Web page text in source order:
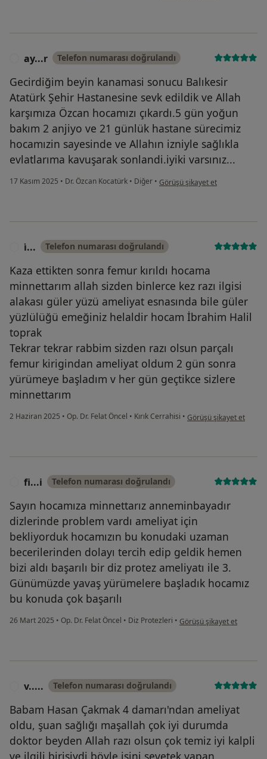
ay...r Telefon numarası doğrulandı
Gecirdiğim beyin kanamasi sonucu Balıkesir
Atatürk Şehir Hastanesine sevk edildik ve Allah
karşımıza Özcan hocamızı çıkardı.5 gün yoğun
bakım 2 anjiyo ve 21 günlük hastane sürecimiz
hocamızin sayesinde ve Allahın izniyle sağlıkla
evlatlarıma kavuşarak sonlandi.iyiki varsınız...
17 Kasım 2025 • Dr. Özcan Kocatürk • Diğer • kullanıcının görüşüne göre ay...r
Görüşü şikayet et
i̇... Telefon numarası doğrulandı
Kaza ettikten sonra femur kırıldı hocama
minnettarım allah sizden binlerce kez razı ilgisi
alakası güler yüzü ameliyat esnasında bile güler
yüzlülüğü emeğiniz helaldir hocam İbrahim Halil
toprak
Tekrar tekrar rabbim sizden razı olsun parçalı
femur kirigindan ameliyat oldum 2 gün sonra
yürümeye başladım v her gün geçtikce sizlere
minnettarım
2 Haziran 2025 • Op. Dr. Felat Öncel • Kırık Cerrahisi • kullanıcının görüşüne
Görüşü şikayet et
fi...i Telefon numarası doğrulandı
Sayın hocamıza minnettarız anneminbayadır
dizlerinde problem vardı ameliyat için
bekliyorduk hocamızın bu konudaki uzaman
becerilerinden dolayı tercih edip geldik hemen
bizi aldı başarılı bir diz protez ameliyatı ile 3.
Günümüzde yavaş yürümelere başladık hocamız
bu konuda çok başarılı
26 Mart 2025 • Op. Dr. Felat Öncel • Diz Protezleri • kullanıcının görüşüne
Görüşü şikayet et
v..... Telefon numarası doğrulandı
Babam Hasan Çakmak 4 damarı'ndan ameliyat
oldu, şuan sağlığı maşallah çok iyi durumda
doktor beyden Allah razı olsun çok temiz iyi kalpli
ve ilgili birisiydi böyle işini sevetek yapan